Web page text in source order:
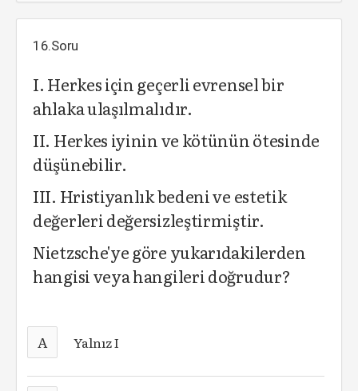
16.Soru
I. Herkes için geçerli evrensel bir
ahlaka ulaşılmalıdır.
II. Herkes iyinin ve kötünün ötesinde
düşünebilir.
III. Hristiyanlık bedeni ve estetik
değerleri değersizleştirmiştir.
Nietzsche'ye göre yukarıdakilerden
hangisi veya hangileri doğrudur?
A Yalnız I